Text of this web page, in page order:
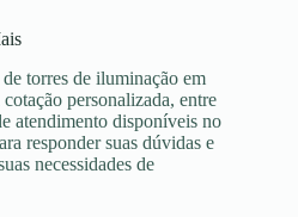
torres de iluminação em
personalizada, entre
atendimento disponíveis no
responder suas dúvidas e
necessidades de